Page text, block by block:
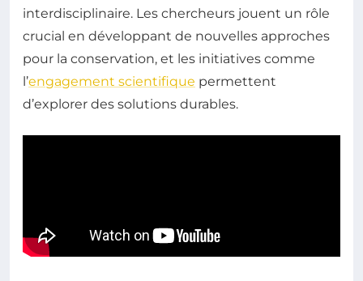
interdisciplinaire. Les chercheurs jouent un rôle
crucial en développant de nouvelles approches
pour la conservation, et les initiatives comme
l’engagement scientifique permettent
d’explorer des solutions durables.